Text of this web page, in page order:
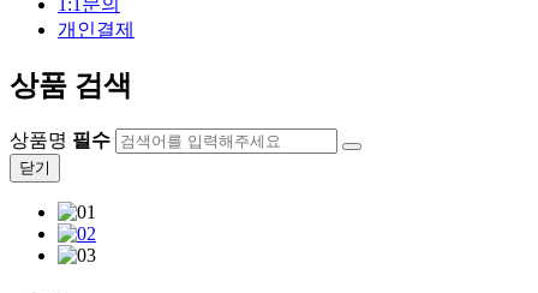
개인결제
상품 검색
상품명 필수
닫기